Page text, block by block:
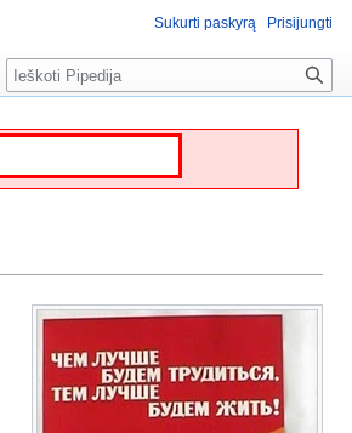
Sukurti paskyrą Prisijungti
Paieška